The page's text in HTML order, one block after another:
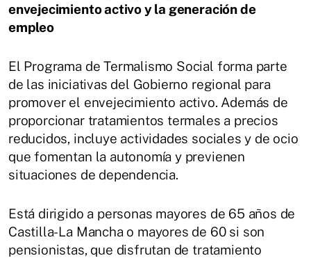
envejecimiento activo y la generación de
empleo
El Programa de Termalismo Social forma parte
de las iniciativas del Gobierno regional para
promover el envejecimiento activo. Además de
proporcionar tratamientos termales a precios
reducidos, incluye actividades sociales y de ocio
que fomentan la autonomía y previenen
situaciones de dependencia​.
Está dirigido a personas mayores de 65 años de
Castilla-La Mancha o mayores de 60 si son
pensionistas, que disfrutan de tratamiento